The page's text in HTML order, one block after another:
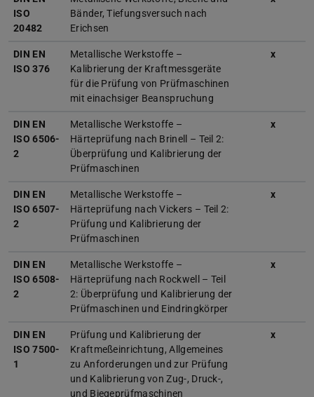
ISO
20482
Bänder, Tiefungsversuch nach
Erichsen
DIN EN
ISO 376
Metallische Werkstoffe –
Kalibrierung der Kraftmessgeräte
für die Prüfung von Prüfmaschinen
mit einachsiger Beanspruchung
x
DIN EN
ISO 6506-
2
Metallische Werkstoffe –
Härteprüfung nach Brinell – Teil 2:
Überprüfung und Kalibrierung der
Prüfmaschinen
x
DIN EN
ISO 6507-
2
Metallische Werkstoffe –
Härteprüfung nach Vickers – Teil 2:
Prüfung und Kalibrierung der
Prüfmaschinen
x
DIN EN
ISO 6508-
2
Metallische Werkstoffe –
Härteprüfung nach Rockwell – Teil
2: Überprüfung und Kalibrierung der
Prüfmaschinen und Eindringkörper
x
DIN EN
ISO 7500-
1
Prüfung und Kalibrierung der
Kraftmeßeinrichtung, Allgemeines
zu Anforderungen und zur Prüfung
und Kalibrierung von Zug-, Druck-,
und Biegeprüfmaschinen
x